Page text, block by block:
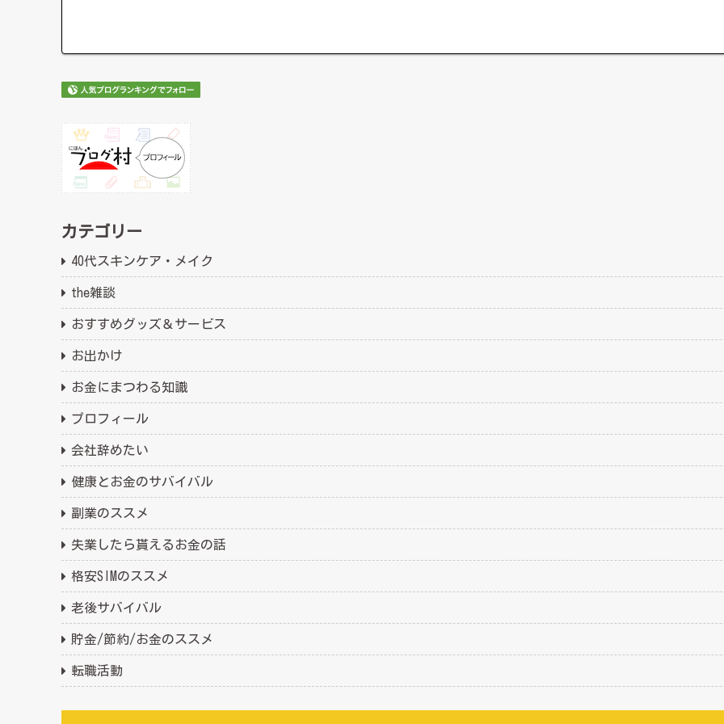
カテゴリー
40代スキンケア・メイク
the雑談
おすすめグッズ＆サービス
お出かけ
お金にまつわる知識
プロフィール
会社辞めたい
健康とお金のサバイバル
副業のススメ
失業したら貰えるお金の話
格安SIMのススメ
老後サバイバル
貯金/節約/お金のススメ
転職活動